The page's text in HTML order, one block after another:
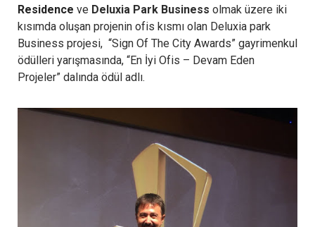
Residence ve Deluxia Park Business olmak üzere iki
kısımda oluşan projenin ofis kısmı olan Deluxia park
Business projesi, “Sign Of The City Awards” gayrimenkul
ödülleri yarışmasında, “En İyi Ofis – Devam Eden
Projeler” dalında ödül adlı.